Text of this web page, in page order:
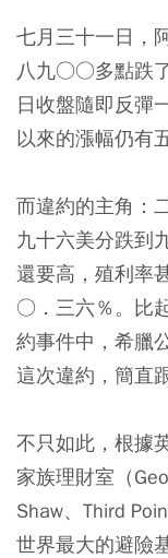
七月三十一日，
八九○○多點跌
日收盤隨即反彈
以來的漲幅仍有
而違約的主角：
九十六美分跌到
還要高，殖利率
○．三六％。比
約事件中，希臘
這次違約，簡直
不只如此，根據
家族理財室（
Shaw、Third
世界最大的避險